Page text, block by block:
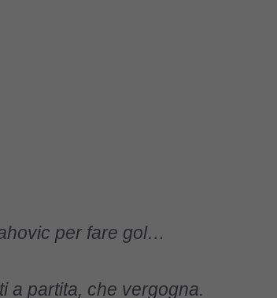
per fare gol…
a partita, che vergogna.